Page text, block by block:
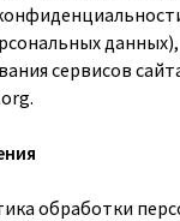
сервисов
.
обработки